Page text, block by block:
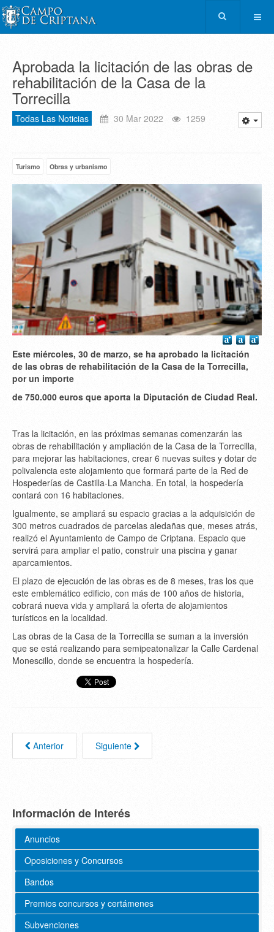
Aprobada la licitación de las obras de
rehabilitación de la Casa de la
Torrecilla
Todas Las Noticias 30 Mar 2022 1259
Turismo Obras y urbanismo
Este miércoles, 30 de marzo, se ha aprobado la licitación
de las obras de rehabilitación de la Casa de la Torrecilla,
por un importe
de 750.000 euros que aporta la Diputación de Ciudad Real.
Tras la licitación, en las próximas semanas comenzarán las
obras de rehabilitación y ampliación de la Casa de la Torrecilla,
para mejorar las habitaciones, crear 6 nuevas suites y dotar de
polivalencia este alojamiento que formará parte de la Red de
Hospederías de Castilla-La Mancha. En total, la hospedería
contará con 16 habitaciones.
Igualmente, se ampliará su espacio gracias a la adquisición de
300 metros cuadrados de parcelas aledañas que, meses atrás,
realizó el Ayuntamiento de Campo de Criptana. Espacio que
servirá para ampliar el patio, construir una piscina y ganar
aparcamientos.
El plazo de ejecución de las obras es de 8 meses, tras los que
este emblemático edificio, con más de 100 años de historia,
cobrará nueva vida y ampliará la oferta de alojamientos
turísticos en la localidad.
Las obras de la Casa de la Torrecilla se suman a la inversión
que se está realizando para semipeatonalizar la Calle Cardenal
Monescillo, donde se encuentra la hospedería.
Anterior Siguiente
Información de Interés
Anuncios
Oposiciones y Concursos
Bandos
Premios concursos y certámenes
Subvenciones